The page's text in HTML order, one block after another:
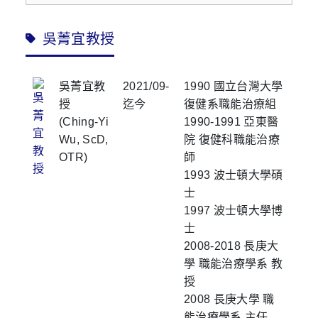
吳菁宜教授
吳菁宜教
授
(Ching-Yi
Wu, ScD,
OTR)
2021/09-
迄今
1990 國立台灣大學
復健系職能治療組
1990-1991 亞東醫
院 復健科職能治療
師
1993 波士頓大學碩
士
1997 波士頓大學博
士
2008-2018 長庚大
學 職能治療學系 教
授
2008 長庚大學 職